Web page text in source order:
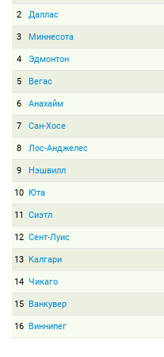
2 Даллас
3 Миннесота
4 Эдмонтон
5 Вегас
6 Анахайм
7 Сан-Хосе
8 Лос-Анджелес
9 Нэшвилл
10 Юта
11 Сиэтл
12 Сент-Луис
13 Калгари
14 Чикаго
15 Ванкувер
16 Виннипег